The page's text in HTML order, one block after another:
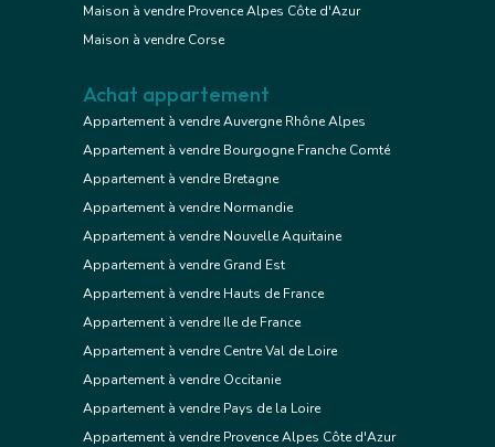
Maison à vendre Provence Alpes Côte d'Azur
Maison à vendre Corse
Achat appartement
Appartement à vendre Auvergne Rhône Alpes
Appartement à vendre Bourgogne Franche Comté
Appartement à vendre Bretagne
Appartement à vendre Normandie
Appartement à vendre Nouvelle Aquitaine
Appartement à vendre Grand Est
Appartement à vendre Hauts de France
Appartement à vendre Ile de France
Appartement à vendre Centre Val de Loire
Appartement à vendre Occitanie
Appartement à vendre Pays de la Loire
Appartement à vendre Provence Alpes Côte d'Azur